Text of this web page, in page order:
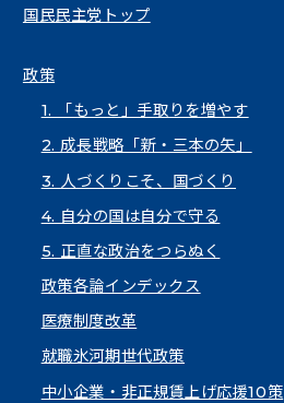
国民民主党トップ
政策
1. 「もっと」手取りを増やす
2. 成長戦略「新・三本の矢」
3. 人づくりこそ、国づくり
4. 自分の国は自分で守る
5. 正直な政治をつらぬく
政策各論インデックス
医療制度改革
就職氷河期世代政策
中小企業・非正規賃上げ応援10策